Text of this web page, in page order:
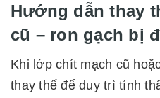
Hướng dẫn thay
cũ – ron gạch bị
Khi lớp chít mạch cũ
thay thế để duy trì tính